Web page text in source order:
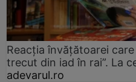
Reacția învățătoarei
trecut din iad în rai”. La
adevarul.ro